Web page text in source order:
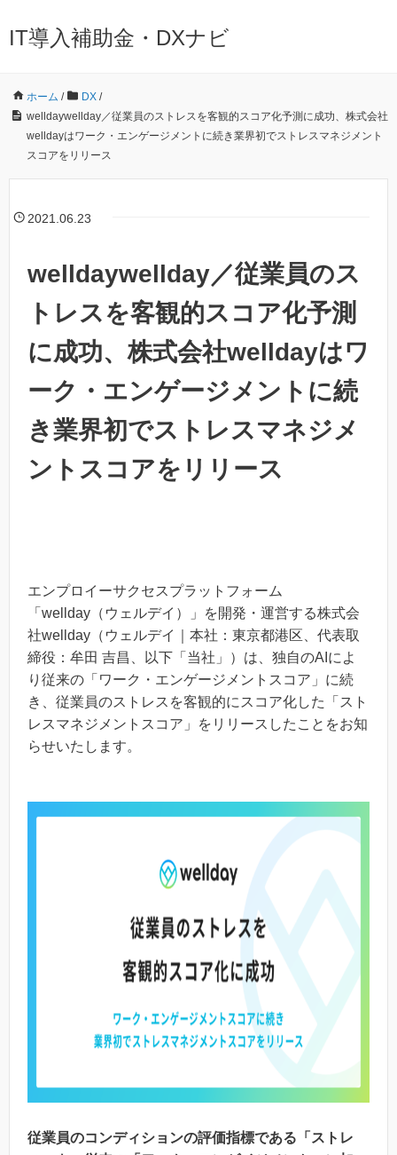
IT導入補助金・DXナビ
ホーム / DX /
welldaywellday／従業員のストレスを客観的スコア化予測に成功、株式会社
welldayはワーク・エンゲージメントに続き業界初でストレスマネジメント
スコアをリリース
2021.06.23
welldaywellday／従業員のス
トレスを客観的スコア化予測
に成功、株式会社welldayはワ
ーク・エンゲージメントに続
き業界初でストレスマネジメ
ントスコアをリリース
エンプロイーサクセスプラットフォーム
「wellday（ウェルデイ）」を開発・運営する株式会
社wellday（ウェルデイ｜本社：東京都港区、代表取
締役：牟田 吉昌、以下「当社」）は、独自のAIによ
り従来の「ワーク・エンゲージメントスコア」に続
き、従業員のストレスを客観的にスコア化した「スト
レスマネジメントスコア」をリリースしたことをお知
らせいたします。
従業員のコンディションの評価指標である「ストレ